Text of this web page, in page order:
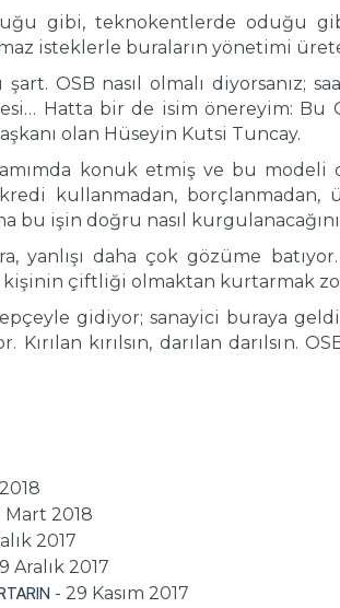
gibi, teknokentlerde oduğu
isteklerle buraların yönetimi
OSB nasıl olmalı diyorsanız;
Hatta bir de isim önereyim: Bu
olan Hüseyin Kutsi Tuncay.
konuk etmiş ve bu
kullanmadan,
bu işin doğru nasıl
yanlışı daha çok gözüme
çiftliği olmaktan kurtarmak
gidiyor; sanayici buraya
Kırılan kırılsın, darılan darılsın.
Mart 2018
2017
Aralık 2017
- 29 Kasım 2017